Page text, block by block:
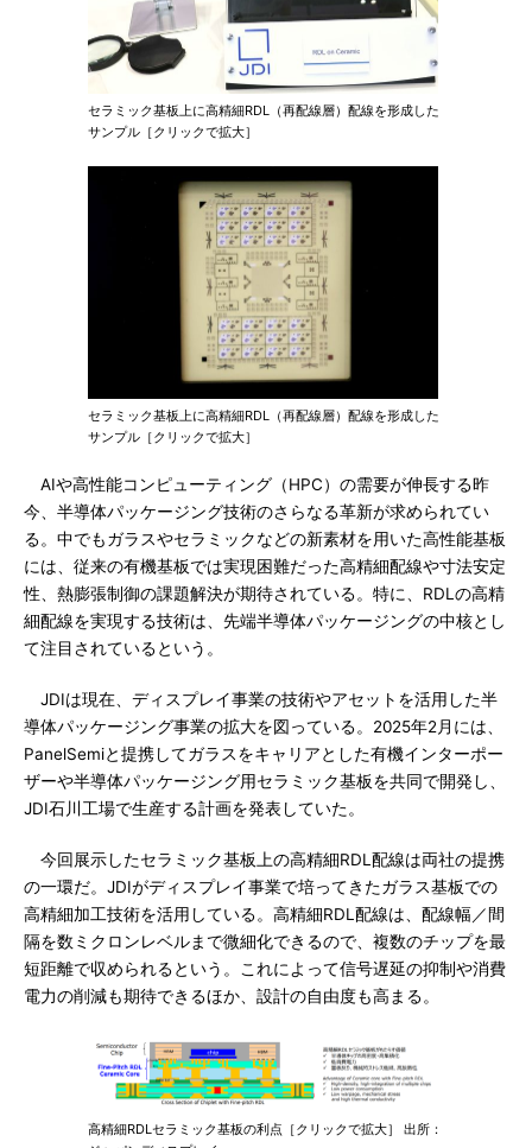
セラミック基板上に高精細RDL（再配線層）配線を形成した
サンプル［クリックで拡大］
セラミック基板上に高精細RDL（再配線層）配線を形成した
サンプル［クリックで拡大］
AIや高性能コンピューティング（HPC）の需要が伸長する昨
今、半導体パッケージング技術のさらなる革新が求められてい
る。中でもガラスやセラミックなどの新素材を用いた高性能基板
には、従来の有機基板では実現困難だった高精細配線や寸法安定
性、熱膨張制御の課題解決が期待されている。特に、RDLの高精
細配線を実現する技術は、先端半導体パッケージングの中核とし
て注目されているという。
JDIは現在、ディスプレイ事業の技術やアセットを活用した半
導体パッケージング事業の拡大を図っている。2025年2月には、
PanelSemiと提携してガラスをキャリアとした有機インターポー
ザーや半導体パッケージング用セラミック基板を共同で開発し、
JDI石川工場で生産する計画を発表していた。
今回展示したセラミック基板上の高精細RDL配線は両社の提携
の一環だ。JDIがディスプレイ事業で培ってきたガラス基板での
高精細加工技術を活用している。高精細RDL配線は、配線幅／間
隔を数ミクロンレベルまで微細化できるので、複数のチップを最
短距離で収められるという。これによって信号遅延の抑制や消費
電力の削減も期待できるほか、設計の自由度も高まる。
高精細RDLセラミック基板の利点［クリックで拡大］ 出所：